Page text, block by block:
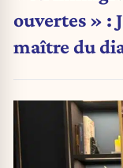
ouvertes » :
maître du